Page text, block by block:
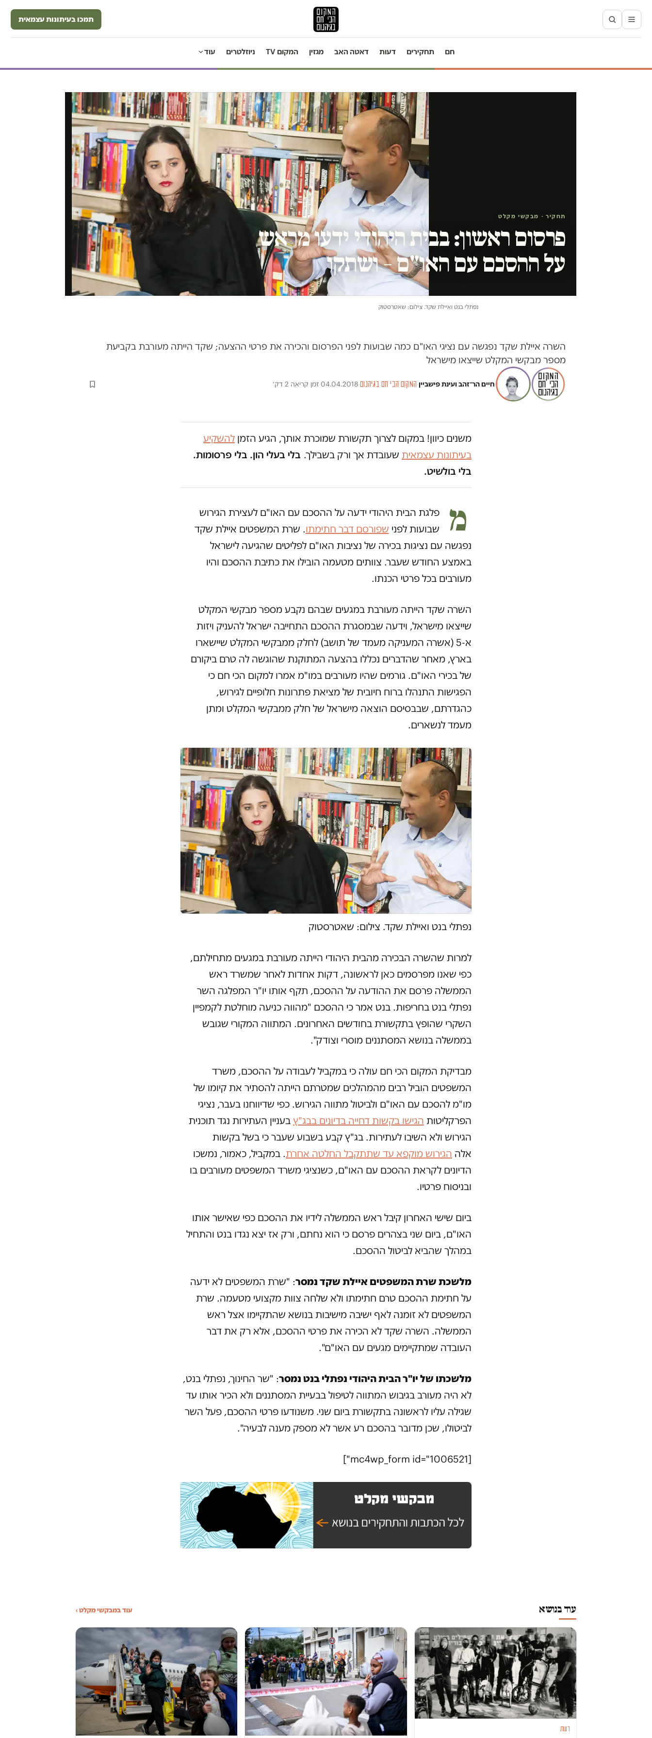
תמכו בעיתונות עצמאית
חם תחקירים דעות דאטה האב מגזין המקום TV ניוזלטרים עוד
תחקיר · מבקשי מקלט
פרסום ראשון: בבית היהודי ידעו מראש
על ההסכם עם האו"ם – ושתקו
נפתלי בנט ואיילת שקד. צילום: שאטרסטוק
השרה איילת שקד נפגשה עם נציגי האו"ם כמה שבועות לפני הפרסום והכירה את פרטי ההצעה; שקד הייתה מעורבת בקביעת
מספר מבקשי המקלט שייצאו מישראל
חיים הר־זהב ועינת פישביין·המקום הכי חם בגיהנום·
04.04.2018
·זמן קריאה 2 דק׳
משנים כיוון! במקום לצרוך תקשורת שמוכרת אותך, הגיע הזמן להשקיע
בעיתונות עצמאית שעובדת אך ורק בשבילך. בלי בעלי הון. בלי פרסומות.
בלי בולשיט.
מ
פלגת הבית היהודי ידעה על ההסכם עם האו"ם לעצירת הגירוש
שבועות לפני שפורסם דבר חתימתו. שרת המשפטים איילת שקד
נפגשה עם נציגות בכירה של נציבות האו"ם לפליטים שהגיעה לישראל
באמצע החודש שעבר. צוותים מטעמה הובילו את כתיבת ההסכם והיו
מעורבים בכל פרטי הכנתו.
השרה שקד הייתה מעורבת במגעים שבהם נקבע מספר מבקשי המקלט
שייצאו מישראל, וידעה שבמסגרת ההסכם התחייבה ישראל להעניק ויזות
א-5 (אשרה המעניקה מעמד של תושב) לחלק ממבקשי המקלט שיישארו
בארץ, מאחר שהדברים נכללו בהצעה המתוקנת שהוגשה לה טרם ביקורם
של בכירי האו"ם. גורמים שהיו מעורבים במו"מ אמרו למקום הכי חם כי
הפגישות התנהלו ברוח חיובית של מציאת פתרונות חלופיים לגירוש,
כהגדרתם, שבבסיסם הוצאה מישראל של חלק ממבקשי המקלט ומתן
מעמד לנשארים.
נפתלי בנט ואיילת שקד. צילום: שאטרסטוק
למרות שהשרה הבכירה מהבית היהודי הייתה מעורבת במגעים מתחילתם,
כפי שאנו מפרסמים כאן לראשונה, דקות אחדות לאחר שמשרד ראש
הממשלה פרסם את ההודעה על ההסכם, תקף אותו יו"ר המפלגה השר
נפתלי בנט בחריפות. בנט אמר כי ההסכם "מהווה כניעה מוחלטת לקמפיין
השקרי שהופץ בתקשורת בחודשים האחרונים. המתווה המקורי שגובש
בממשלה בנושא המסתננים מוסרי וצודק".
מבדיקת המקום הכי חם עולה כי במקביל לעבודה על ההסכם, משרד
המשפטים הוביל רבים מהמהלכים שמטרתם הייתה להסתיר את קיומו של
מו"מ להסכם עם האו"ם ולביטול מתווה הגירוש. כפי שדיווחנו בעבר, נציגי
הפרקליטות הגישו בקשות דחייה בדיונים בבג"ץ בעניין העתירות נגד תוכנית
הגירוש ולא השיבו לעתירות. בג"ץ קבע בשבוע שעבר כי בשל בקשות
אלה הגירוש מוקפא עד שתתקבל החלטה אחרת. במקביל, כאמור, נמשכו
הדיונים לקראת ההסכם עם האו"ם, כשנציגי משרד המשפטים מעורבים בו
ובניסוח פרטיו.
ביום שישי האחרון קיבל ראש הממשלה לידיו את ההסכם כפי שאישר אותו
האו"ם, ביום שני בצהרים פרסם כי הוא נחתם, ורק אז יצא נגדו בנט והתחיל
במהלך שהביא לביטול ההסכם.
מלשכת שרת המשפטים איילת שקד נמסר: "שרת המשפטים לא ידעה
על חתימת ההסכם טרם חתימתו ולא שלחה צוות מקצועי מטעמה. שרת
המשפטים לא זומנה לאף ישיבה מישיבות בנושא שהתקיימו אצל ראש
הממשלה. השרה שקד לא הכירה את פרטי ההסכם, אלא רק את דבר
העובדה שמתקיימים מגעים עם האו"ם".
מלשכתו של יו"ר הבית היהודי נפתלי בנט נמסר: "שר החינוך, נפתלי בנט,
לא היה מעורב בגיבוש המתווה לטיפול בבעיית המסתננים ולא הכיר אותו עד
שגילה עליו לראשונה בתקשורת ביום שני. משנודעו פרטי ההסכם, פעל השר
לביטולו, שכן מדובר בהסכם רע אשר לא מספק מענה לבעיה".
[mc4wp_form id="1006521"]
עוד בנושא עוד במבקשי מקלט ›
דעות